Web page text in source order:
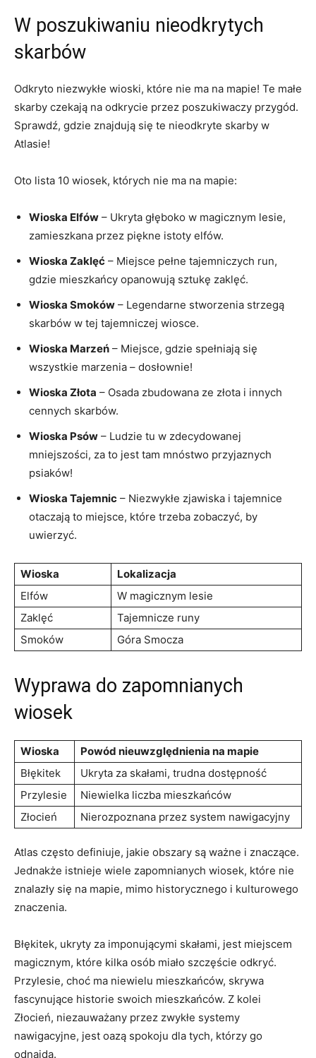
W poszukiwaniu nieodkrytych
skarbów
Odkryto niezwykłe wioski, które nie ma na mapie! Te małe
⁢skarby czekają na odkrycie przez poszukiwaczy przygód.
Sprawdź, ⁢gdzie znajdują się te nieodkryte skarby w
Atlasie!
Oto lista 10 wiosek, których nie ma na mapie:
Wioska ⁤Elfów – Ukryta głęboko w magicznym lesie,
zamieszkana przez piękne istoty elfów.
Wioska Zaklęć – Miejsce ‍pełne tajemniczych run,
gdzie mieszkańcy opanowują ‌sztukę zaklęć.
Wioska Smoków – Legendarne stworzenia strzegą
skarbów w tej⁣ tajemniczej wiosce.
Wioska Marzeń – Miejsce, gdzie spełniają ‌się
wszystkie marzenia – dosłownie!
Wioska Złota – Osada zbudowana ze złota i innych
cennych skarbów.
Wioska Psów – Ludzie tu w ⁤zdecydowanej
mniejszości, za to jest tam mnóstwo przyjaznych
psiaków!
Wioska Tajemnic – Niezwykłe zjawiska i tajemnice
otaczają to miejsce, które trzeba zobaczyć, by
uwierzyć.
Wioska
Lokalizacja
Elfów
W ‍magicznym lesie
Zaklęć
Tajemnicze runy
Smoków
Góra Smocza
Wyprawa do zapomnianych
wiosek
Wioska
Powód nieuwzględnienia na ‍mapie
Błękitek
Ukryta za​ skałami, trudna dostępność
Przylesie
Niewielka liczba mieszkańców
Złocień
Nierozpoznana‍ przez system nawigacyjny
Atlas często definiuje, jakie ⁤obszary są ważne​ i znaczące.
Jednakże istnieje wiele zapomnianych wiosek, które nie
znalazły się‌ na mapie, mimo historycznego i kulturowego
‍znaczenia.
Błękitek, ukryty za⁤ imponującymi skałami, jest miejscem
magicznym, które kilka osób⁤ miało szczęście odkryć.
Przylesie, choć ma niewielu mieszkańców, skrywa
fascynujące historie swoich mieszkańców. Z​ kolei
Złocień, niezauważany przez ⁤zwykłe systemy
nawigacyjne, jest oazą spokoju dla tych, ‌którzy go
odnajdą.